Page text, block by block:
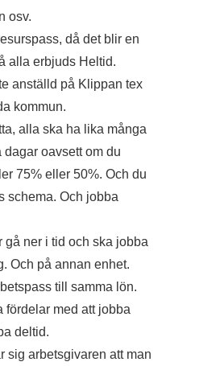
osv.
då det blir en
alla erbjuds Heltid.
anställd på Klippan tex
kommun.
alla ska ha lika många
dagar oavsett om du
75% eller 50%. Och du
schema. Och jobba
gå ner i tid och ska jobba
Och på annan enhet.
till samma lön.
fördelar med att jobba
deltid.
sig arbetsgivaren att man